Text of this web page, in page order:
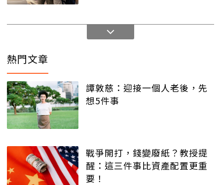
熱門文章
譚敦慈：迎接一個人老後，先
想5件事
戰爭開打，錢變廢紙？教授提
醒：這三件事比資產配置更重
要！